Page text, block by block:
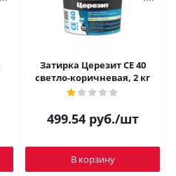
Затирка Церезит CE 40
светло-коричневая, 2 кг
499.54руб./шт
В корзину